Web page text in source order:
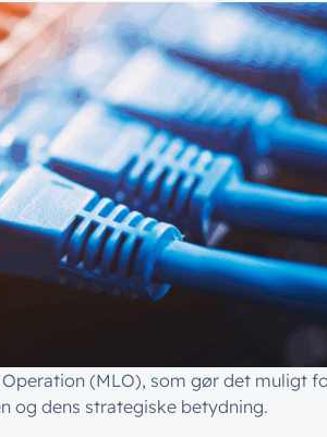
(MLO), som gør det muligt
og dens strategiske betydning.